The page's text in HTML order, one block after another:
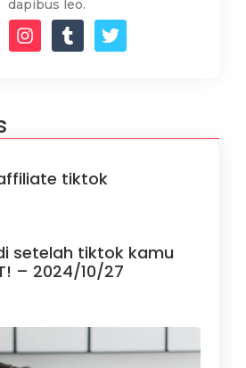
dapibus leo.
tiktok
setelah tiktok kamu
– 2024/10/27